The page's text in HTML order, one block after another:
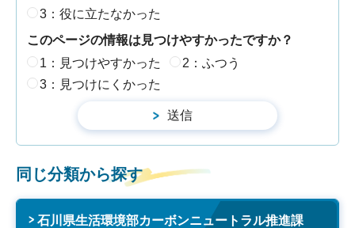
3：役に立たなかった
このページの情報は見つけやすかったですか？
1：見つけやすかった
2：ふつう
3：見つけにくかった
同じ分類から探す
石川県生活環境部カーボンニュートラル推進課